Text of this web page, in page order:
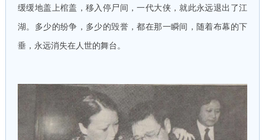
缓缓地盖上棺盖，移入停尸间，一代大侠，就此永远退出了江
湖。多少的纷争，多少的毁誉，都在那一瞬间，随着布幕的下
垂，永远消失在人世的舞台。